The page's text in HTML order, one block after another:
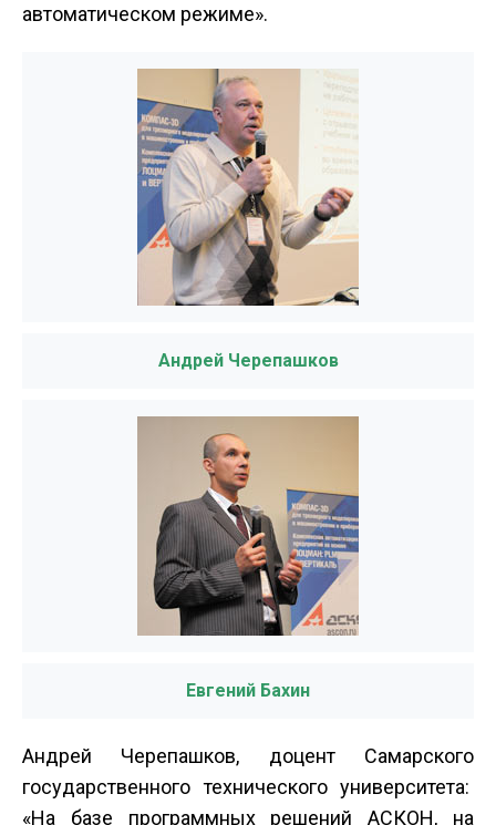
автоматическом режиме».
Андрей Черепашков
Евгений Бахин
Андрей Черепашков, доцент Самарского
государственного технического университета:
«На базе программных решений АСКОН, на